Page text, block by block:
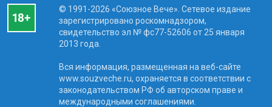
© 1991-2026 «Союзное Вече». Сетевое издание
зарегистрировано роскомнадзором,
свидетельство эл № фc77-52606 от 25 января
2013 года.
Вся информация, размещенная на веб-сайте
www.souzveche.ru, охраняется в соответствии с
законодательством РФ об авторском праве и
международными соглашениями.